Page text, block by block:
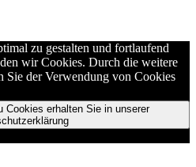
zu gestalten und fortlaufend
wir Cookies. Durch die weitere
Sie der Verwendung von Cookies
Cookies erhalten Sie in unserer